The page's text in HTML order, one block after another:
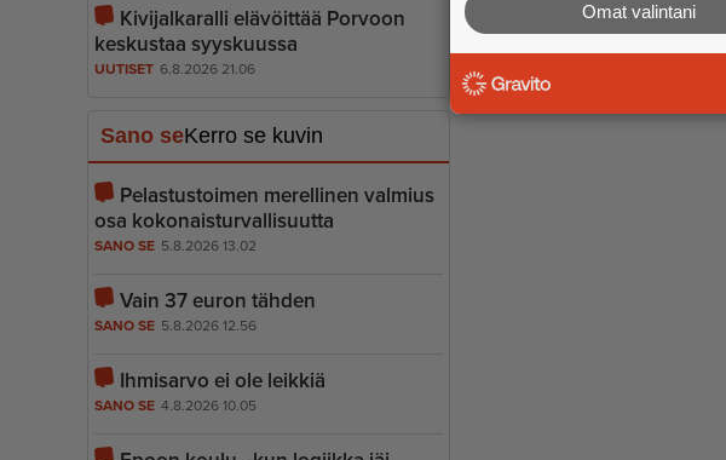
Kivijalkaralli elävöittää Porvoon
keskustaa syyskuussa
UUTISET 6.8.2026 21.06
Sano seKerro se kuvin
Pelastustoimen merellinen valmius
osa kokonais­tur­val­li­suutta
SANO SE 5.8.2026 13.02
Vain 37 euron tähden
SANO SE 5.8.2026 12.56
Ihmisarvo ei ole leikkiä
SANO SE 4.8.2026 10.05
Omat valintani